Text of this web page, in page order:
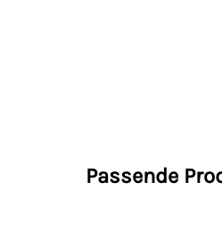
Passende